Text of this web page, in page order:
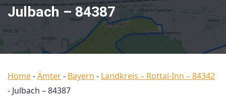
Julbach – 84387
Home-Ämter- Bayern - Landkreis – Rottal-Inn – 84342
- Julbach – 84387